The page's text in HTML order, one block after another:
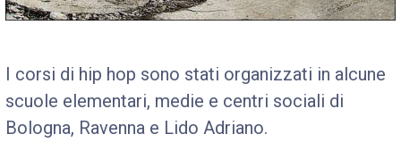
I corsi di hip hop sono stati organizzati in alcune
scuole elementari, medie e centri sociali di
Bologna, Ravenna e Lido Adriano.